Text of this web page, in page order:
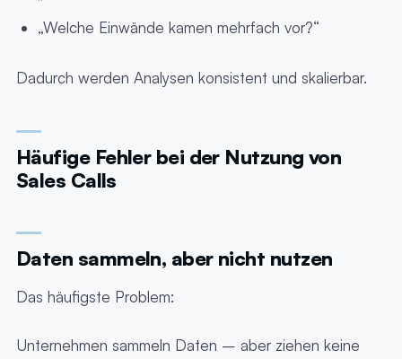
„Welche Einwände kamen mehrfach vor?“
Dadurch werden Analysen konsistent und skalierbar.
Häufige Fehler bei der Nutzung von
Sales Calls
Daten sammeln, aber nicht nutzen
Das häufigste Problem:
Unternehmen sammeln Daten – aber ziehen keine